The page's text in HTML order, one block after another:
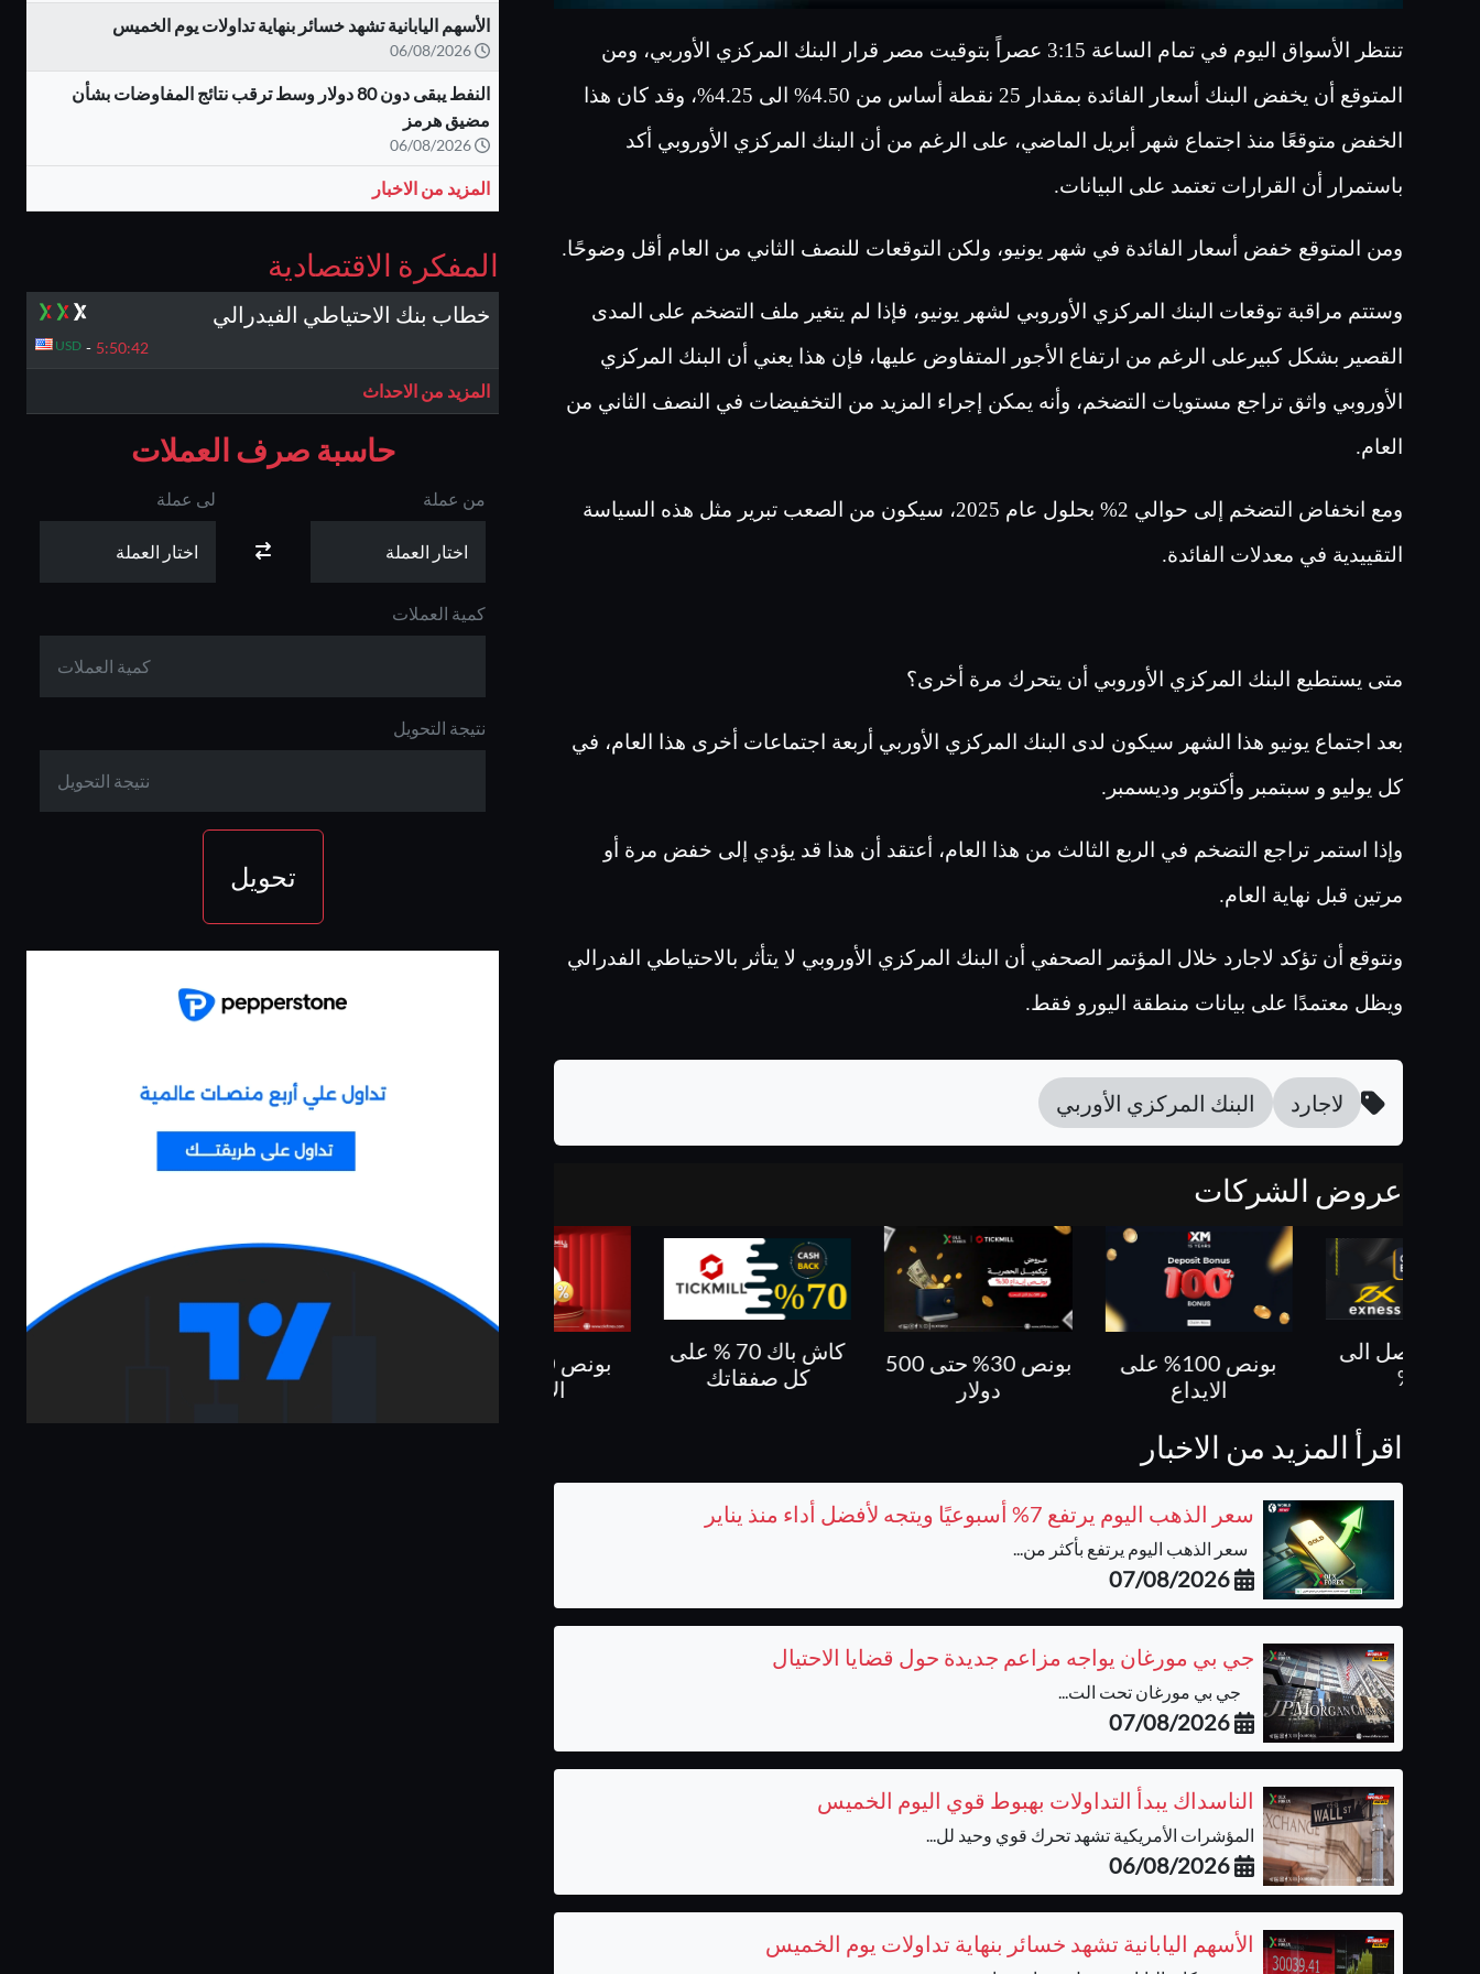
الأسهم اليابانية تشهد خسائر بنهاية تداولات يوم الخميس
06/08/2026
النفط يبقى دون 80 دولار وسط ترقب نتائج المفاوضات بشأن
مضيق هرمز
06/08/2026
المزيد من الاخبار
المفكرة الاقتصادية
خطاب بنك الاحتياطي الفيدرالي
5:50:41
-
USD
المزيد من الاحداث
حاسبة صرف العملات
من عملة لى عملة
كمية العملات
نتيجة التحويل
تحويل
تنتظر الأسواق اليوم في تمام الساعة 3:15 عصراً بتوقيت مصر قرار البنك المركزي الأوربي، ومن
المتوقع أن يخفض البنك أسعار الفائدة بمقدار 25 نقطة أساس من 4.50% الى 4.25%، وقد كان هذا
الخفض متوقعًا منذ اجتماع شهر أبريل الماضي، على الرغم من أن البنك المركزي الأوروبي أكد
باستمرار أن القرارات تعتمد على البيانات.
ومن المتوقع خفض أسعار الفائدة في شهر يونيو، ولكن التوقعات للنصف الثاني من العام أقل وضوحًا.
وستتم مراقبة توقعات البنك المركزي الأوروبي لشهر يونيو، فإذا لم يتغير ملف التضخم على المدى
القصير بشكل كبيرعلى الرغم من ارتفاع الأجور المتفاوض عليها، فإن هذا يعني أن البنك المركزي
الأوروبي واثق تراجع مستويات التضخم، وأنه يمكن إجراء المزيد من التخفيضات في النصف الثاني من
العام.
ومع انخفاض التضخم إلى حوالي 2% بحلول عام 2025، سيكون من الصعب تبرير مثل هذه السياسة
التقييدية في معدلات الفائدة.
متى يستطيع البنك المركزي الأوروبي أن يتحرك مرة أخرى؟
بعد اجتماع يونيو هذا الشهر سيكون لدى البنك المركزي الأوربي أربعة اجتماعات أخرى هذا العام، في
كل يوليو و سبتمبر وأكتوبر وديسمبر .
وإذا استمر تراجع التضخم في الربع الثالث من هذا العام، أعتقد أن هذا قد يؤدي إلى خفض مرة أو
مرتين قبل نهاية العام.
ونتوقع أن تؤكد لاجارد خلال المؤتمر الصحفي أن البنك المركزي الأوروبي لا يتأثر بالاحتياطي الفدرالي
ويظل معتمدًا على بيانات منطقة اليورو فقط.
لاجارد البنك المركزي الأوربي
عروض الشركات
بونص 100% على
الايداع
بونص 30% حتى 500
دولار
كاش باك 70 % على
كل صفقاتك
بونص 10 % على
الايداع
كاش باك حتى 60%
كاش باك يصل الى
اقرأ المزيد من الاخبار
سعر الذهب اليوم يرتفع 7% أسبوعيًا ويتجه لأفضل أداء منذ يناير
سعر الذهب اليوم يرتفع بأكثر من...
07/08/2026
جي بي مورغان يواجه مزاعم جديدة حول قضايا الاحتيال
جي بي مورغان تحت الت...
07/08/2026
الناسداك يبدأ التداولات بهبوط قوي اليوم الخميس
المؤشرات الأمريكية تشهد تحرك قوي وحيد لل...
06/08/2026
الأسهم اليابانية تشهد خسائر بنهاية تداولات يوم الخميس